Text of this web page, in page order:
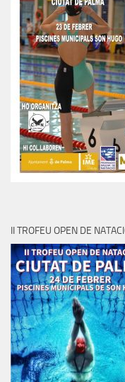
II TROFEU OPEN DE